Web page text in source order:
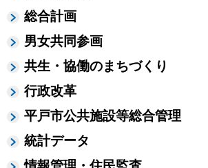
総合計画
男女共同参画
共生・協働のまちづくり
行政改革
平戸市公共施設等総合管理
統計データ